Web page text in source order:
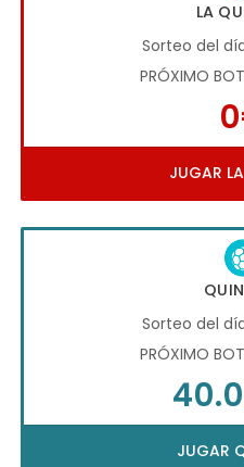
LA
Sorteo del
PRÓXIMO
JUGAR
Sorteo del
PRÓXIMO
JUGAR